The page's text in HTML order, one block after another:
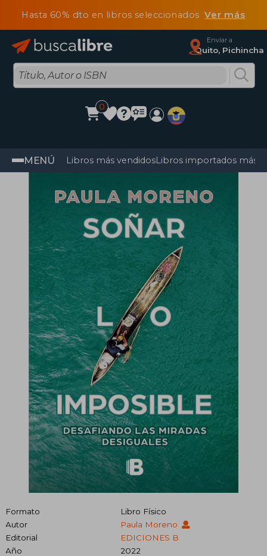
Hasta 60% dto en libros seleccionadosVer más
Enviar a
Quito, Pichincha
0
MENÚ Libros más vendidosLibros importados más
Formato
Libro Físico
Autor
Paula Moreno
Editorial
EDICIONES B
Año
2022